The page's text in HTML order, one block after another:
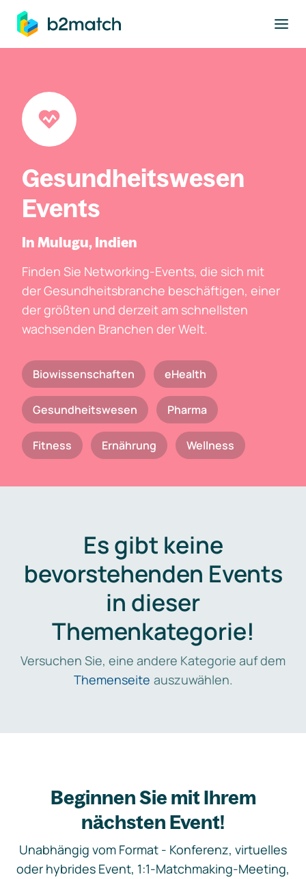
springen
Gesundheitswesen
Events
In Mulugu, Indien
Finden Sie Networking-Events, die sich mit
der Gesundheitsbranche beschäftigen, einer
der größten und derzeit am schnellsten
wachsenden Branchen der Welt.
Biowissenschaften eHealth
Gesundheitswesen Pharma
Fitness Ernährung Wellness
Es gibt keine
bevorstehenden Events
in dieser
Themenkategorie!
Versuchen Sie, eine andere Kategorie auf dem
Themenseite auszuwählen.
Beginnen Sie mit Ihrem
nächsten Event!
Unabhängig vom Format - Konferenz, virtuelles
oder hybrides Event, 1:1-Matchmaking-Meeting,